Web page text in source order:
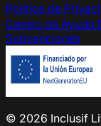
Política de
Centro de Ayuda
Subvenciones
© 2026 Inclusif